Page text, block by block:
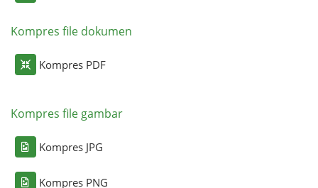
Kompres file dokumen
Kompres PDF
Kompres file gambar
Kompres JPG
Kompres PNG